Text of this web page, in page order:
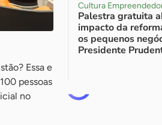
Essa e
pessoas
no
Cultura
Palestra gratuita
impacto da
os pequenos
Presidente